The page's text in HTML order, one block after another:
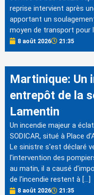
reprise intervient après
apportant un
moyen de transport pour
8 août 2026 21:35
Martinique: Un
entrepôt de la
Lamentin
Un incendie majeur a
SODICAR, situé à Place
Le sinistre s'est déclaré
l'intervention des
au matin, il a causé
de l'incendie restent à […]
8 août 2026 21:35